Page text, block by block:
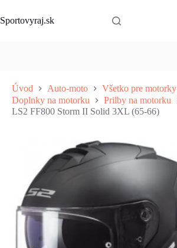
to
content
Sportovyraj.sk
Úvod Auto-moto
Všetko pre motorky
Doplnky na motorku
Prilby na motorku
LS2 FF800 Storm II Solid 3XL (65-66)